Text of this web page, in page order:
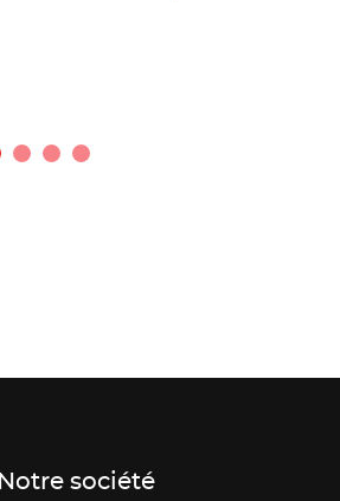
Notre société